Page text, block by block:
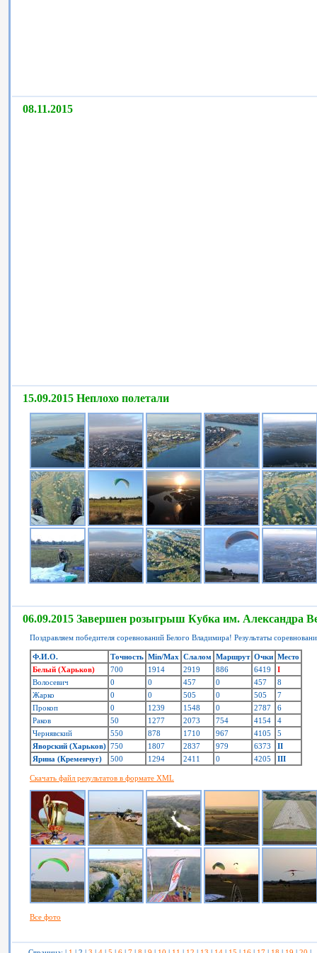
08.11.2015
15.09.2015 Неплохо полетали
06.09.2015 Завершен розыгрыш Кубка им. Александра
Поздравляем победителя соревнований Белого Владимира! Результаты
Ф.И.О. Точность Min/Max Слалом Маршрут Очки Место
Белый (Харьков)
700 1914 2919 886 6419
I
Волосевич
0 0 457 0 457
8
Жарко
0 0 505 0 505
7
Прокоп
0 1239 1548 0 2787
6
Раков
50 1277 2073 754 4154
4
Чернявский
550 878 1710 967 4105
5
Яворский (Харьков) 750 1807 2837 979 6373
II
Ярина (Кременчуг)
500 1294 2411 0 4205 III
Скачать файл результатов в формате XML
Все фото